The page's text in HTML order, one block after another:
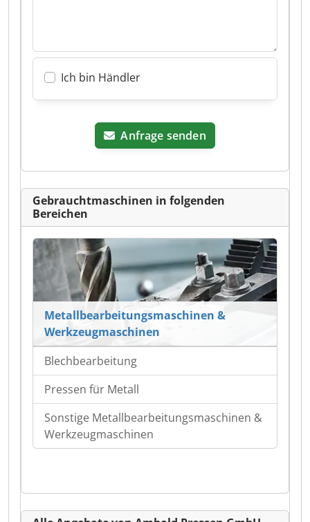
Ich bin Händler
Anfrage senden
Gebrauchtmaschinen in folgenden
Bereichen
Metallbearbeitungsmaschinen &
Werkzeugmaschinen
Blechbearbeitung
Pressen für Metall
Sonstige Metallbearbeitungsmaschinen &
Werkzeugmaschinen